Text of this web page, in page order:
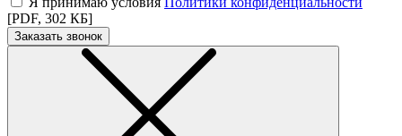
[PDF, 302 КБ]
Заказать звонок